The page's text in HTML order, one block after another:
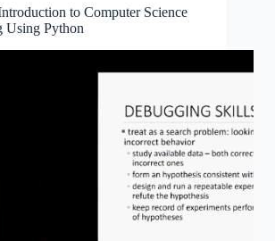
to Computer Science
Using Python